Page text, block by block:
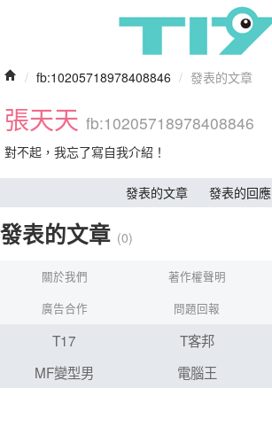
/ fb:10205718978408846 / 發表的文章
張天天 fb:10205718978408846
對不起，我忘了寫自我介紹！
發表的文章 發表的回應
發表的文章 (0)
關於我們 著作權聲明
廣告合作
問題回報
T17 T客邦
MF變型男
電腦王